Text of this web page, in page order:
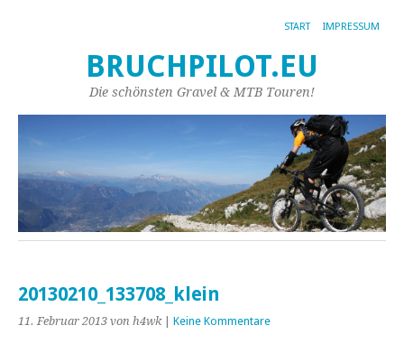
START IMPRESSUM
BRUCHPILOT.EU
Die schönsten Gravel & MTB Touren!
20130210_133708_klein
11. Februar 2013 von h4wk| Keine Kommentare